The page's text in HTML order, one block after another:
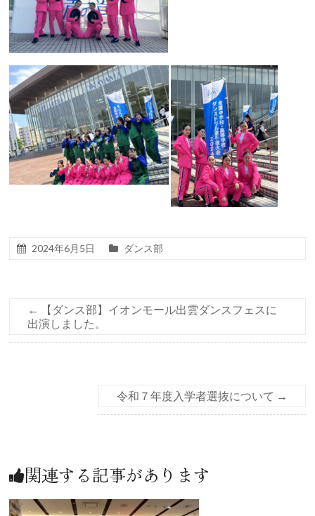
2024年6月5日 ダンス部
←
【ダンス部】イオンモール出雲ダンスフェスに
出演しました。
令和７年度入学者選抜について →
関連する記事があります